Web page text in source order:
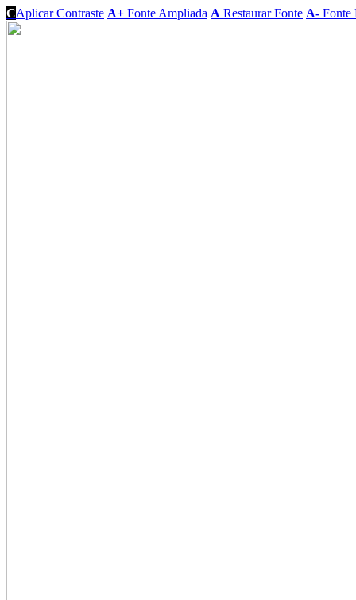
CAplicar Contraste A+ Fonte Ampliada A Restaurar Fonte A- Fonte